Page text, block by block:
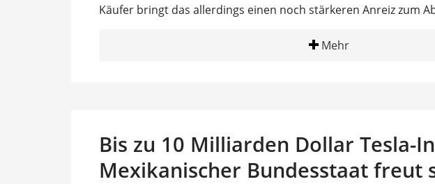
Käufer bringt das allerdings einen noch stärkeren Anreiz zum
Mehr
Bis zu 10 Milliarden Dollar Tesla-
Mexikanischer Bundesstaat freut